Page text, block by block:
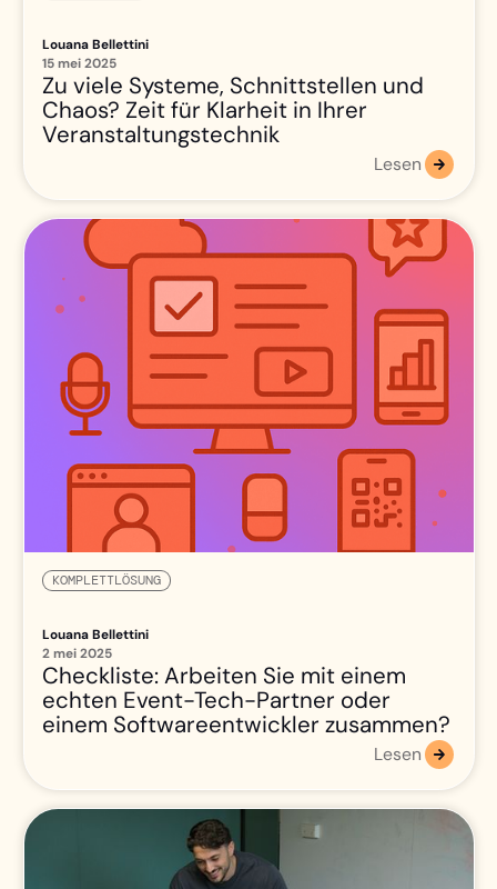
Louana Bellettini
15 mei 2025
Zu viele Systeme, Schnittstellen und
Chaos? Zeit für Klarheit in Ihrer
Veranstaltungstechnik
Lesen
KOMPLETTLÖSUNG
Louana Bellettini
2 mei 2025
Checkliste: Arbeiten Sie mit einem
echten Event-Tech-Partner oder
einem Softwareentwickler zusammen?
Lesen